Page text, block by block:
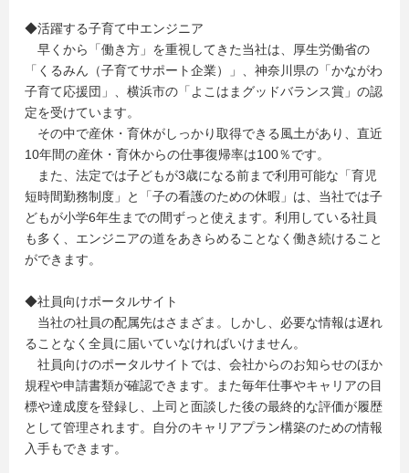
◆活躍する子育て中エンジニア
早くから「働き方」を重視してきた当社は、厚生労働省の
「くるみん（子育てサポート企業）」、神奈川県の「かながわ
子育て応援団」、横浜市の「よこはまグッドバランス賞」の認
定を受けています。
その中で産休・育休がしっかり取得できる風土があり、直近
10年間の産休・育休からの仕事復帰率は100％です。
また、法定では子どもが3歳になる前まで利用可能な「育児
短時間勤務制度」と「子の看護のための休暇」は、当社では子
どもが小学6年生までの間ずっと使えます。利用している社員
も多く、エンジニアの道をあきらめることなく働き続けること
ができます。
◆社員向けポータルサイト
当社の社員の配属先はさまざま。しかし、必要な情報は遅れ
ることなく全員に届いていなければいけません。
社員向けのポータルサイトでは、会社からのお知らせのほか
規程や申請書類が確認できます。また毎年仕事やキャリアの目
標や達成度を登録し、上司と面談した後の最終的な評価が履歴
として管理されます。自分のキャリアプラン構築のための情報
入手もできます。